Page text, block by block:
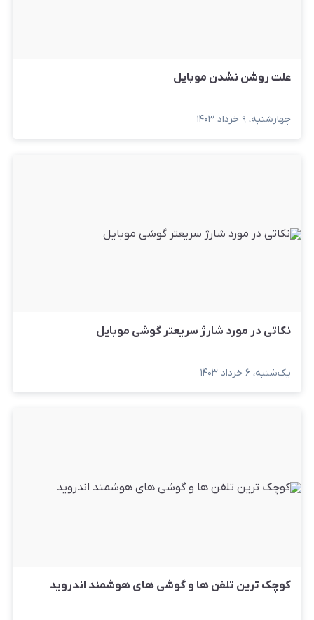
علت روشن نشدن موبایل
چهارشنبه، ۹ خرداد ۱۴۰۳
نکاتی در مورد شارژ سریعتر گوشی موبایل
یک‌شنبه، ۶ خرداد ۱۴۰۳
کوچک ترین تلفن ها و گوشی های هوشمند اندروید